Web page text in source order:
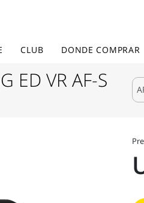
CLUB DONDE COMPRAR
ED VR AF-S